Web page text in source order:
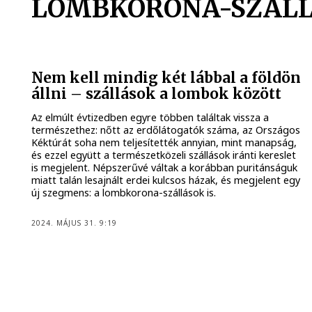
LOMBKORONA-
Nem kell mindig két lábbal a földön
állni – szállások a lombok között
Az elmúlt évtizedben egyre többen találtak vissza a
természethez: nőtt az erdőlátogatók száma, az Országos
Kéktúrát soha nem teljesítették annyian, mint manapság,
és ezzel együtt a természetközeli szállások iránti kereslet
is megjelent. Népszerűvé váltak a korábban puritánságuk
miatt talán lesajnált erdei kulcsos házak, és megjelent egy
új szegmens: a lombkorona-szállások is.
2024. MÁJUS 31. 9:19